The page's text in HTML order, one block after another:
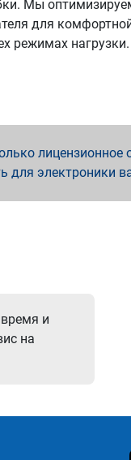
Мы
для
режимах нагрузки.
лицензионное
для электроники
и
на